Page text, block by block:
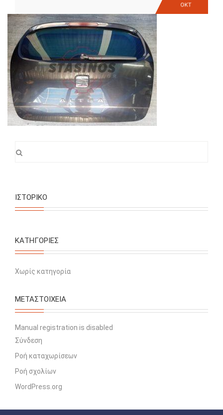
ΟΚΤ
ΙΣΤΟΡΙΚΌ
KΑΤΗΓΟΡΊΕΣ
Χωρίς κατηγορία
ΜΕΤΑΣΤΟΙΧΕΊΑ
Manual registration is disabled
Σύνδεση
Ροή καταχωρίσεων
Ροή σχολίων
WordPress.org